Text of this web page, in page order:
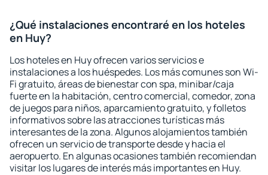
¿Qué instalaciones encontraré en los hoteles
en Huy?
Los hoteles en Huy ofrecen varios servicios e
instalaciones a los huéspedes. Los más comunes son Wi-
Fi gratuito, áreas de bienestar con spa, minibar/caja
fuerte en la habitación, centro comercial, comedor, zona
de juegos para niños, aparcamiento gratuito, y folletos
informativos sobre las atracciones turísticas más
interesantes de la zona. Algunos alojamientos también
ofrecen un servicio de transporte desde y hacia el
aeropuerto. En algunas ocasiones también recomiendan
visitar los lugares de interés más importantes en Huy.